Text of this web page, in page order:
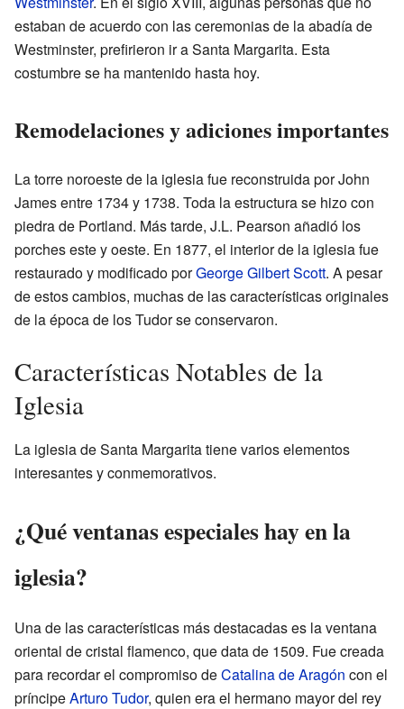
estaban de acuerdo con las ceremonias de la abadía de
Westminster, prefirieron ir a Santa Margarita. Esta
costumbre se ha mantenido hasta hoy.
Remodelaciones y adiciones importantes
La torre noroeste de la iglesia fue reconstruida por John
James entre 1734 y 1738. Toda la estructura se hizo con
piedra de Portland. Más tarde, J.L. Pearson añadió los
porches este y oeste. En 1877, el interior de la iglesia fue
restaurado y modificado porGeorge Gilbert Scott. A pesar
de estos cambios, muchas de las características originales
de la época de los Tudor se conservaron.
Características Notables de la
Iglesia
La iglesia de Santa Margarita tiene varios elementos
interesantes y conmemorativos.
¿Qué ventanas especiales hay en la
iglesia?
Una de las características más destacadas es la ventana
oriental de cristal flamenco, que data de 1509. Fue creada
para recordar el compromiso deCatalina de Aragón con el
príncipeArturo Tudor, quien era el hermano mayor del rey